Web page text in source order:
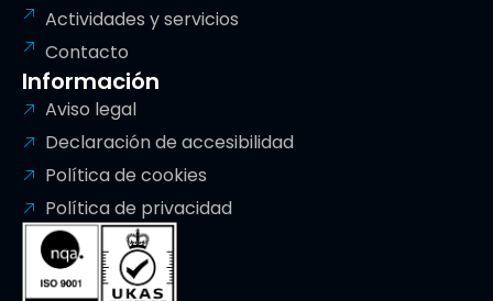
Actividades y servicios
Contacto
Información
Aviso legal
Declaración de accesibilidad
Política de cookies
Política de privacidad